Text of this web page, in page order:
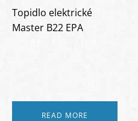
Topidlo elektrické
Master B22 EPA
READ MORE